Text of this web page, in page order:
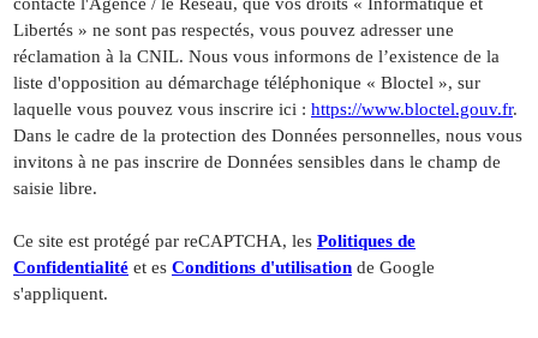
Libertés » ne sont pas respectés, vous pouvez adresser une
réclamation à la CNIL. Nous vous informons de l’existence de la
liste d'opposition au démarchage téléphonique « Bloctel », sur
laquelle vous pouvez vous inscrire ici : https://www.bloctel.gouv.fr.
Dans le cadre de la protection des Données personnelles, nous vous
invitons à ne pas inscrire de Données sensibles dans le champ de
saisie libre.
Ce site est protégé par reCAPTCHA, les Politiques de
Confidentialité et es Conditions d'utilisation de Google
s'appliquent.